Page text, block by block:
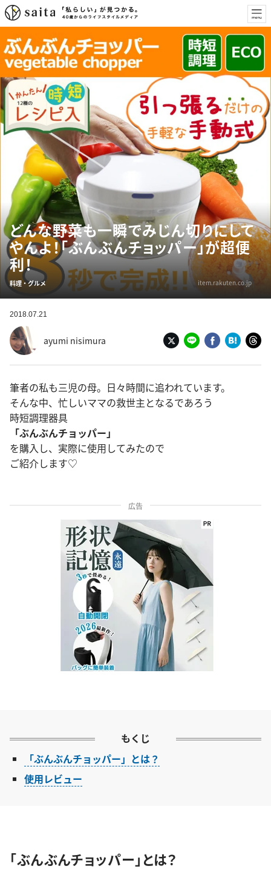
どんな野菜も一瞬でみじん切りにして
やんよ！「ぶんぶんチョッパー」が超便
利！
料理・グルメ item.rakuten.co.jp
2018.07.21
ayumi nisimura
筆者の私も三児の母。日々時間に追われています。
そんな中、忙しいママの救世主となるであろう
時短調理器具
「ぶんぶんチョッパー」
を購入し、実際に使用してみたので
ご紹介します♡
広告
もくじ
「ぶんぶんチョッパー」とは？
使用レビュー
「ぶんぶんチョッパー」とは？